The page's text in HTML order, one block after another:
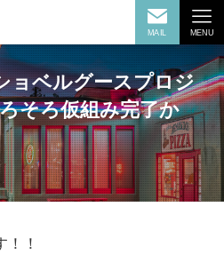
MAIL MENU
ョベルグースプロジ
そろ仮組み完了か
！